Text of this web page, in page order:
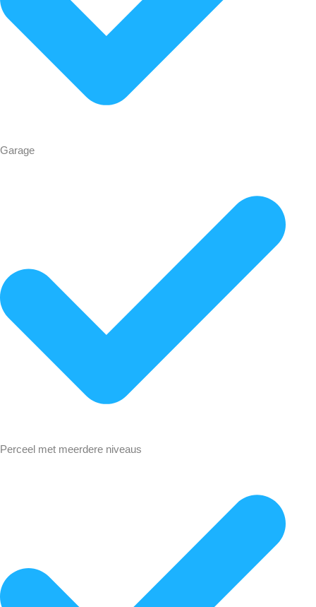
Garage
Perceel met meerdere niveaus